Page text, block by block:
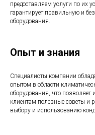
предоставляем услуги по их
гарантирует правильную и
оборудования.
Опыт и знания
Специалисты компании
опытом в области
оборудования, что позволяет
клиентам полезные советы и
выбору и использованию